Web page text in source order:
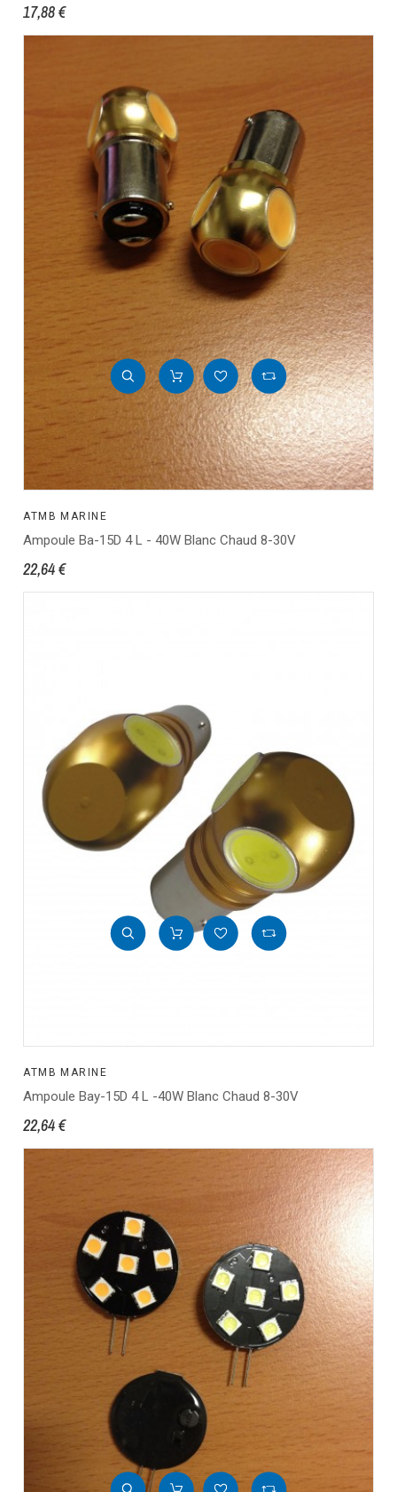
17,88 €
ATMB MARINE
Ampoule Ba-15D 4 L - 40W Blanc Chaud 8-30V
22,64 €
ATMB MARINE
Ampoule Bay-15D 4 L -40W Blanc Chaud 8-30V
22,64 €